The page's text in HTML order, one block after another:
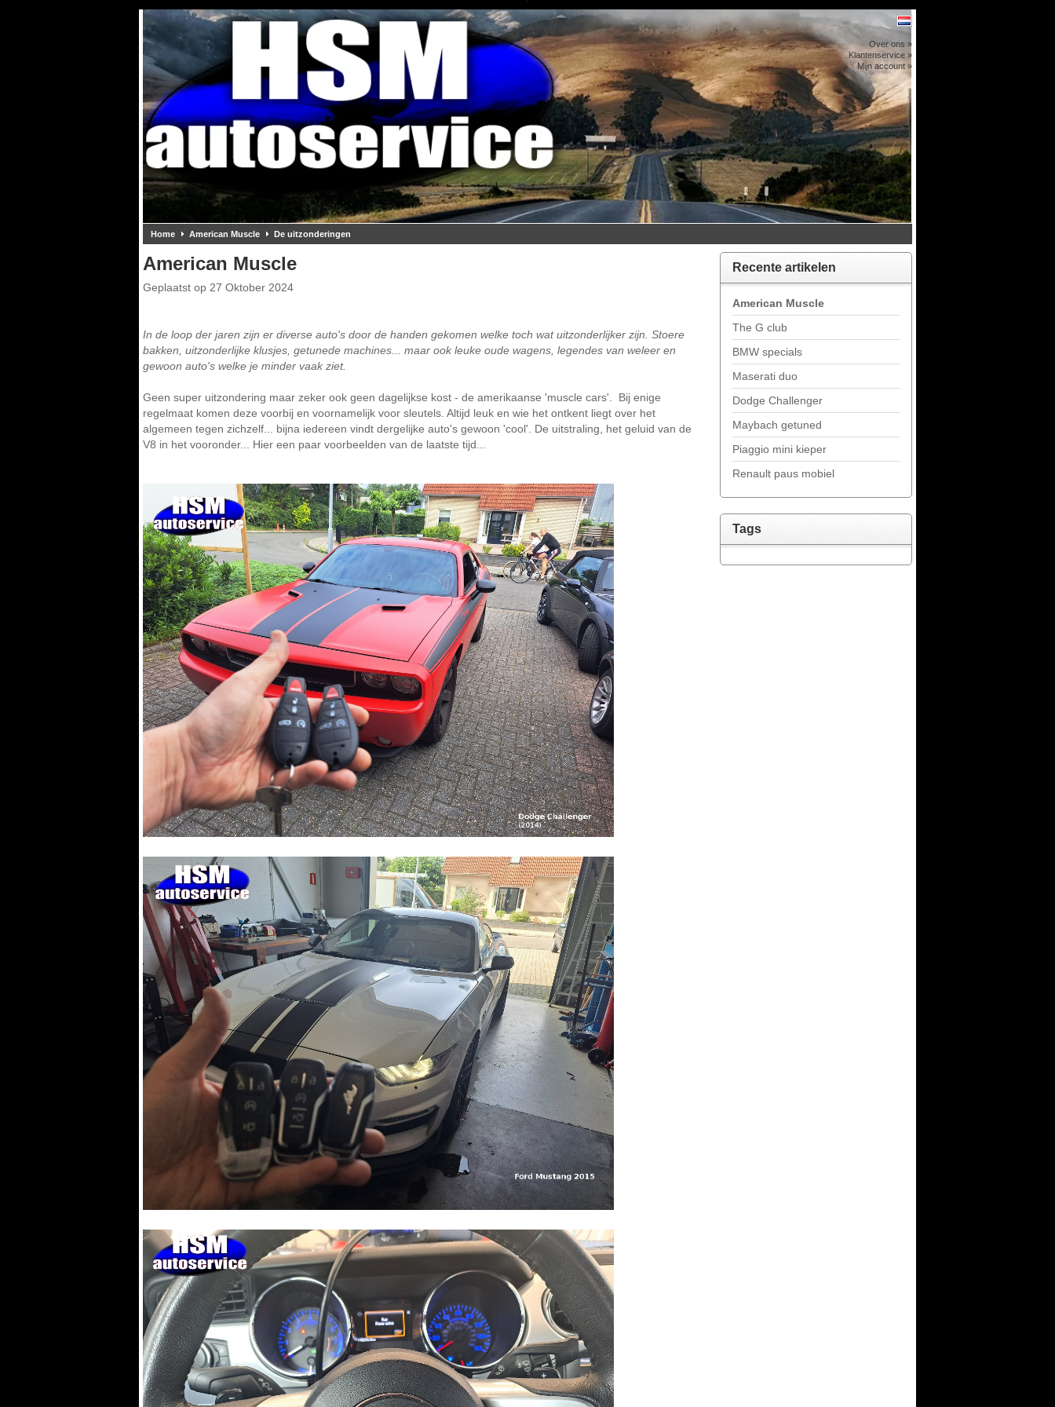
`
Over ons »
Klantenservice »
Mijn account »
Home American Muscle De uitzonderingen
American Muscle
Geplaatst op 27 Oktober 2024
In de loop der jaren zijn er diverse auto's door de handen gekomen welke toch wat uitzonderlijker zijn. Stoere
bakken, uitzonderlijke klusjes, getunede machines... maar ook leuke oude wagens, legendes van weleer en
gewoon auto's welke je minder vaak ziet.
Geen super uitzondering maar zeker ook geen dagelijkse kost - de amerikaanse 'muscle cars'. Bij enige
regelmaat komen deze voorbij en voornamelijk voor sleutels. Altijd leuk en wie het ontkent liegt over het
algemeen tegen zichzelf... bijna iedereen vindt dergelijke auto's gewoon 'cool'. De uitstraling, het geluid van de
V8 in het vooronder... Hier een paar voorbeelden van de laatste tijd...
Recente artikelen
American Muscle
The G club
BMW specials
Maserati duo
Dodge Challenger
Maybach getuned
Piaggio mini kieper
Renault paus mobiel
Tags